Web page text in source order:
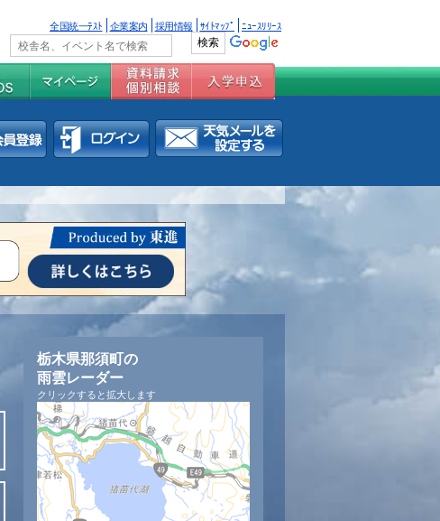
全国統一ﾃｽﾄ 企業案内 採用情報 ｻｲﾄﾏｯﾌﾟ ﾆｭｰｽﾘﾘｰｽ
栃木県那須町の
雨雲レーダー
クリックすると拡大します